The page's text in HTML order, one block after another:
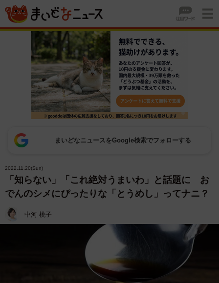
まいどなニュースをGoogle検索でフォローする
2022.11.20(Sun)
「知らない」「これ絶対うまいわ」と話題に お
でんのシメにぴったりな「とうめし」ってナニ？
中河 桃子